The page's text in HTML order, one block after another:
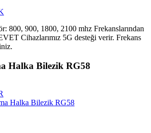
800, 900, 1800, 2100 mhz Frekanslarından
Cihazlarımız 5G desteği verir. Frekans
Halka Bilezik RG58
Halka Bilezik RG58